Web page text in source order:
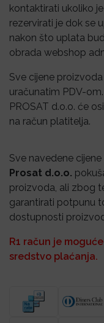
kontaktirati ukoliko
rezervirati je dok se
nakon što uplata
obrada webshop
Sve cijene
uračunatim PDV-
PROSAT d.o.o. će
na račun platitelja.
Sve navedene
Prosat d.o.o.
proizvoda, ali zbog
garantirati potpunu
dostupnosti
R1 račun je
sredstvo plaćanja.